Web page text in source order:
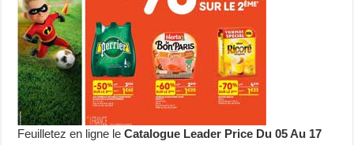
Feuilletez en ligne leCatalogue Leader Price Du 05 Au 17